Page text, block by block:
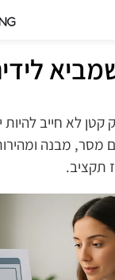
לא חייב להיות
מסר, מבנה
תקציב.